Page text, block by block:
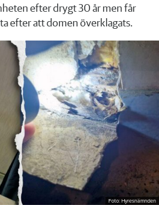
efter drygt 30 år men får
efter att domen överklagats.
Foto: Hyresnämnden